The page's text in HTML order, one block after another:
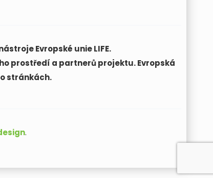
Evropské unie LIFE.
prostředí a partnerů projektu. Evropská
stránkách.
.